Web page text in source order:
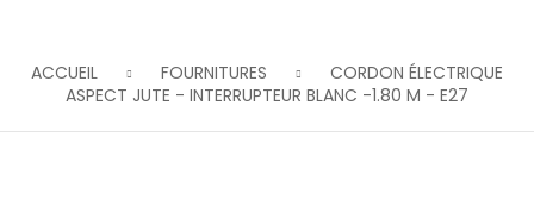
ACCUEIL FOURNITURES
CORDON ÉLECTRIQUE
ASPECT JUTE - INTERRUPTEUR BLANC -1.80 M - E27